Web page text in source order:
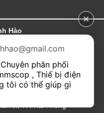
Hào
Láng - Thành phố Hà Nội
An, TP. Hải Phòng
phân phối
, Thiế bị điện
tôi có thể giúp gì